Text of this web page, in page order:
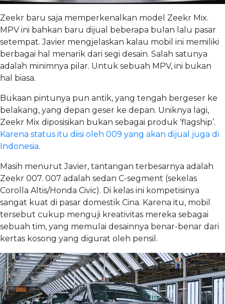
Zeekr baru saja memperkenalkan model Zeekr Mix.
MPV ini bahkan baru dijual beberapa bulan lalu pasar
setempat. Javier mengjelaskan kalau mobil ini memiliki
berbagai hal menarik dari segi desain. Salah satunya
adalah minimnya pilar. Untuk sebuah MPV, ini bukan
hal biasa.
Bukaan pintunya pun antik, yang tengah bergeser ke
belakang, yang depan geser ke depan. Uniknya lagi,
Zeekr Mix diposisikan bukan sebagai produk ‘flagship’.
Karena status itu diisi oleh 009 yang akan dijual juga di
Indonesia.
Masih menurut Javier, tantangan terbesarnya adalah
Zeekr 007. 007 adalah sedan C-segment (sekelas
Corolla Altis/Honda Civic). Di kelas ini kompetisinya
sangat kuat di pasar domestik Cina. Karena itu, mobil
tersebut cukup menguji kreativitas mereka sebagai
sebuah tim, yang memulai desainnya benar-benar dari
kertas kosong yang digurat oleh pensil.